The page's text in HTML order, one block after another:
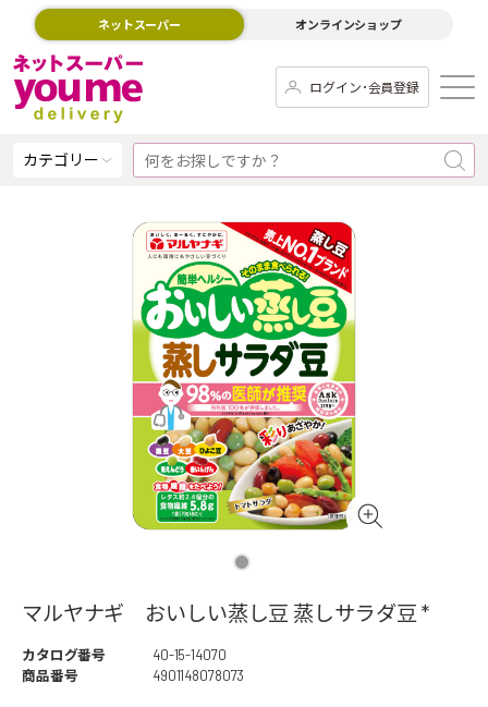
ネットスーパー オンラインショップ
ログイン･会員登録
カテゴリー
マルヤナギ おいしい蒸し豆 蒸しサラダ豆 *
カタログ番号
40-15-14070
商品番号
4901148078073